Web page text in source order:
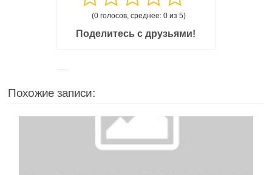
(0 голосов, среднее: 0 из 5)
Поделитесь с друзьями!
Похожие записи: